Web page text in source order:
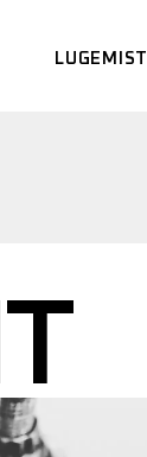
LUGEMIST